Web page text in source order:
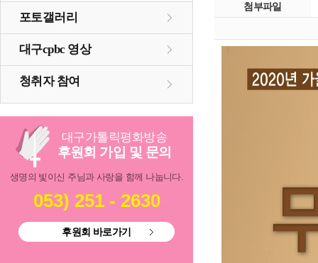
포토갤러리
대구cpbc 영상
청취자 참여
대구가톨릭평화방송
후원회 가입 및 문의
생명의 빛이신 주님과 사랑을 함께 나눕니다.
053) 251 - 2630
후원회 바로가기
첨부파일